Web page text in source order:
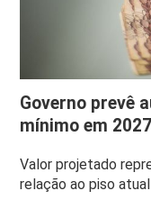
Governo prevê
mínimo em 2027
Valor projetado
relação ao piso atual